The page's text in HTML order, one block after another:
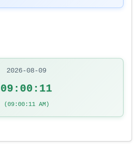
2026-08-09
09:00:11
(09:00:11 AM)